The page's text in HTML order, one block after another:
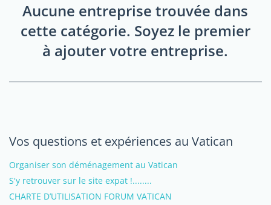
Aucune entreprise trouvée dans
cette catégorie. Soyez le premier
à ajouter votre entreprise.
Vos questions et expériences au Vatican
Organiser son déménagement au Vatican
S'y retrouver sur le site expat !........
CHARTE D’UTILISATION FORUM VATICAN